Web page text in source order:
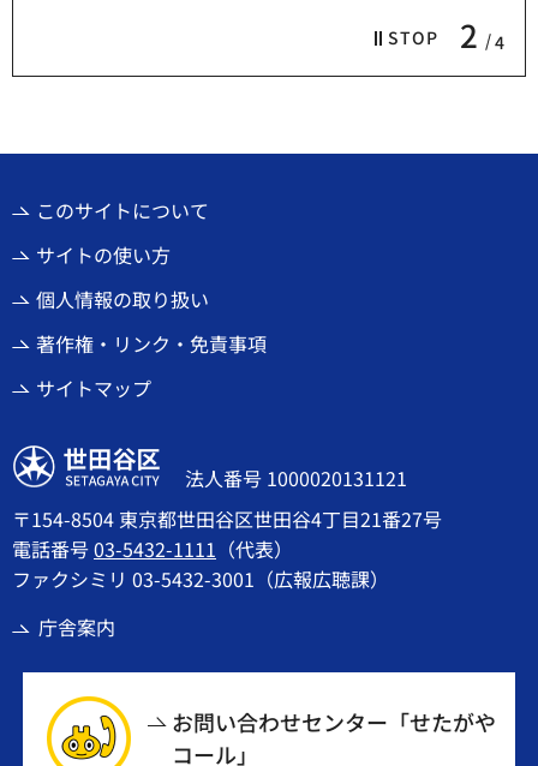
STOP 2 4
このサイトについて
サイトの使い方
個人情報の取り扱い
著作権・リンク・免責事項
サイトマップ
世田谷区
法人番号 1000020131121
〒154-8504 東京都世田谷区世田谷4丁目21番27号
電話番号03-5432-1111 （代表）
ファクシミリ 03-5432-3001（広報広聴課）
庁舎案内
お問い合わせセンター「せたがや
コール」